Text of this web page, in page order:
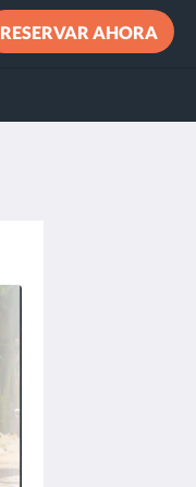
RESERVAR AHORA